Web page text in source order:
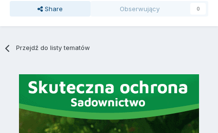
Share Obserwujący 0
Przejdź do listy tematów